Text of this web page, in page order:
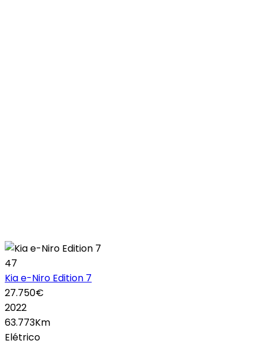
47
Kia e-Niro Edition 7
27.750€
2022
63.773Km
Elétrico